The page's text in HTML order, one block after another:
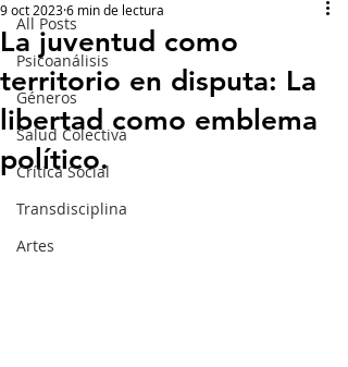
All Posts
Psicoanálisis
Géneros
Salud Colectiva
Crítica Social
Transdisciplina
Artes
La juventud como
territorio en disputa: La
libertad como emblema
político.
9 oct 20236 min de lectura